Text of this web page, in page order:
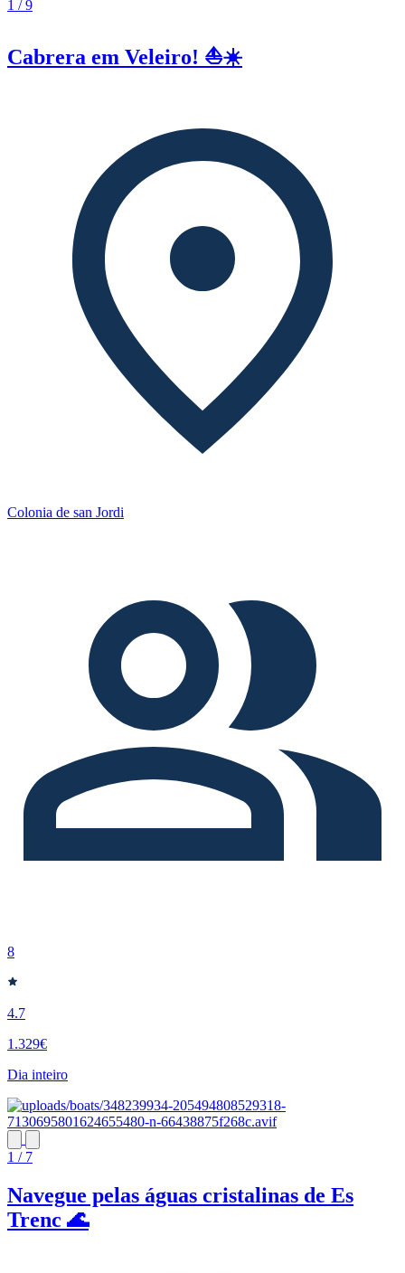
1 / 9
Cabrera em Veleiro! ⛵️☀️
Colonia de san Jordi
8
4.7
1.329€
Dia inteiro
1 / 7
Navegue pelas águas cristalinas de Es
Trenc 🌊